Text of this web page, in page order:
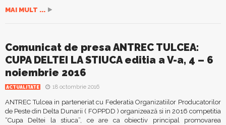
MAI MULT ...
Comunicat de presa ANTREC TULCEA:
CUPA DELTEI LA STIUCA editia a V-a, 4 – 6
noiembrie 2016
ACTUALITATE 18 octombrie 2016
ANTREC Tulcea in parteneriat cu Federatia Organizatiilor Producatorilor
de Peste din Delta Dunarii ( FOPPDD ) organizează si in 2016 competitia
“Cupa Deltei la stiuca”, ce are ca obiectiv principal promovarea